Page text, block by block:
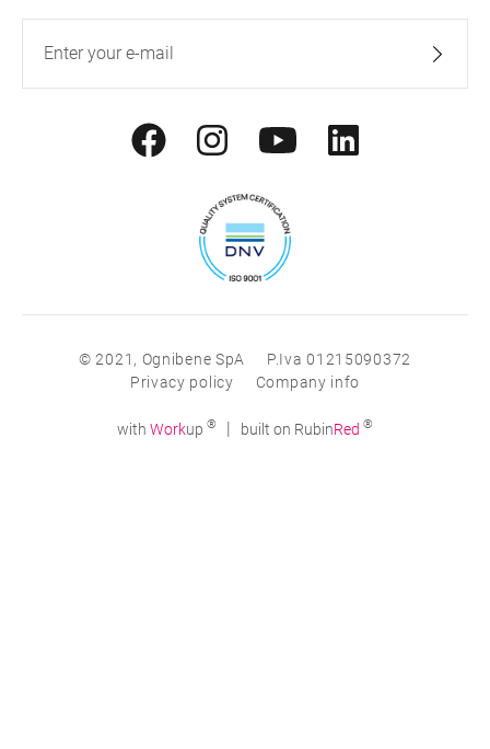
© 2021, Ognibene SpA
P.Iva 01215090372
Privacy policy
Company info
with Workup ® | built on RubinRed ®